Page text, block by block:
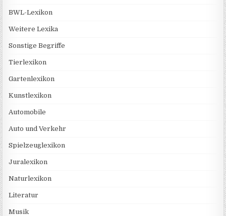
BWL-Lexikon
Weitere Lexika
Sonstige Begriffe
Tierlexikon
Gartenlexikon
Kunstlexikon
Automobile
Auto und Verkehr
Spielzeuglexikon
Juralexikon
Naturlexikon
Literatur
Musik